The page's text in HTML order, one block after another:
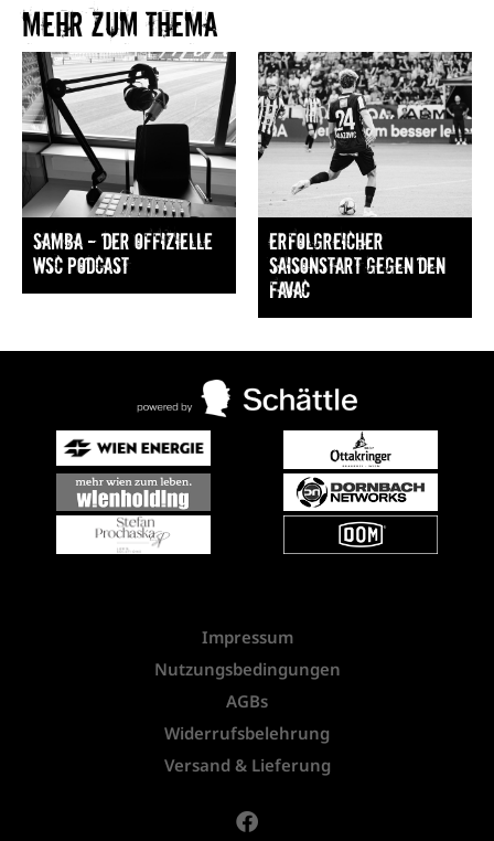
Mehr zum Thema​
Samba — Der offizielle
WSC Podcast
Erfolgreicher
Saisonstart gegen den
FavAC
Impressum
Nutzungsbedingungen
AGBs
Widerrufsbelehrung
Versand & Lieferung